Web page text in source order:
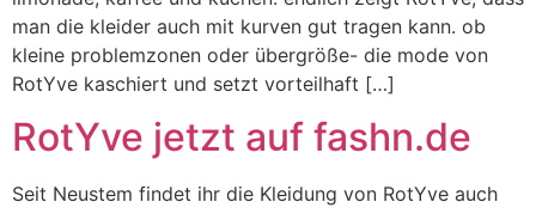
man die kleider auch mit kurven gut tragen kann. ob
kleine problemzonen oder übergröße- die mode von
RotYve kaschiert und setzt vorteilhaft […]
RotYve jetzt auf fashn.de
Seit Neustem findet ihr die Kleidung von RotYve auch